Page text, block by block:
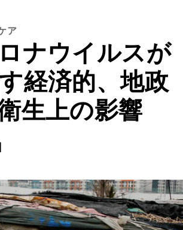
ア
ナウイルスが
経済的、地政
生上の影響